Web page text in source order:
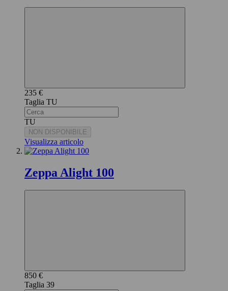
235 €
TU
TU
NON DISPONIBILE
Visualizza articolo
Zeppa Alight 100
850 €
39